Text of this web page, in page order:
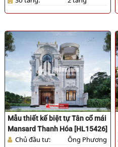
Mẫu thiết kế biệt tự Tân cổ mái
Mansard Thanh Hóa [HL15426]
Chủ đầu tư:
Ông Phương